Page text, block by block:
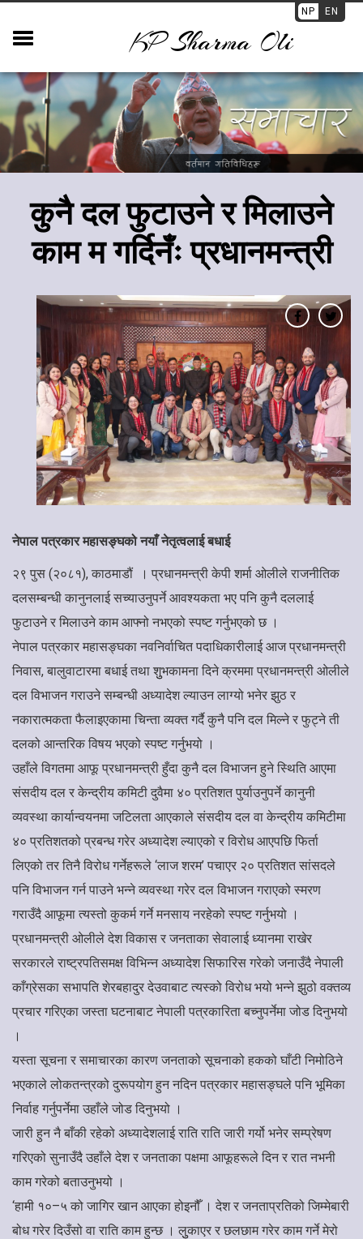
NP EN
KP Sharma Oli
कुनै दल फुटाउने र मिलाउने
काम म गर्दिनँः प्रधानमन्त्री
नेपाल पत्रकार महासङ्घको नयाँ नेतृत्वलाई बधाई
२९ पुस (२०८१), काठमाडौं । प्रधानमन्त्री केपी शर्मा ओलीले राजनीतिक
दलसम्बन्धी कानुनलाई सच्याउनुपर्ने आवश्यकता भए पनि कुनै दललाई
फुटाउने र मिलाउने काम आफ्नो नभएको स्पष्ट गर्नुभएको छ ।
नेपाल पत्रकार महासङ्घका नवनिर्वाचित पदाधिकारीलाई आज प्रधानमन्त्री
निवास, बालुवाटारमा बधाई तथा शुुभकामना दिने क्रममा प्रधानमन्त्री ओलीले
दल विभाजन गराउने सम्बन्धी अध्यादेश ल्याउन लाग्यो भनेर झुठ र
नकारात्मकता फैलाइएकामा चिन्ता व्यक्त गर्दै कुनै पनि दल मिल्ने र फुट्ने ती
दलको आन्तरिक विषय भएको स्पष्ट गर्नुभयो ।
उहाँले विगतमा आफू प्रधानमन्त्री हुँदा कुनै दल विभाजन हुने स्थिति आएमा
संसदीय दल र केन्द्रीय कमिटी दुवैमा ४० प्रतिशत पुर्याउनुपर्ने कानुनी
व्यवस्था कार्यान्वयनमा जटिलता आएकाले संसदीय दल वा केन्द्रीय कमिटीमा
४० प्रतिशतको प्रबन्ध गरेर अध्यादेश ल्याएको र विरोध आएपछि फिर्ता
लिएको तर तिनै विरोध गर्नेहरूले ‘लाज शरम’ पचाएर २० प्रतिशत सांसदले
पनि विभाजन गर्न पाउने भन्ने व्यवस्था गरेर दल विभाजन गराएको स्मरण
गराउँदै आफूमा त्यस्तो कुकर्म गर्ने मनसाय नरहेको स्पष्ट गर्नुभयो ।
प्रधानमन्त्री ओलीले देश विकास र जनताका सेवालाई ध्यानमा राखेर
सरकारले राष्ट्रपतिसमक्ष विभिन्न अध्यादेश सिफारिस गरेको जनाउँदै नेपाली
काँग्रेसका सभापति शेरबहादुर देउवाबाट त्यस्को विरोध भयो भन्ने झुठो वक्तव्य
प्रचार गरिएका जस्ता घटनाबाट नेपाली पत्रकारिता बच्नुपर्नेमा जोड दिनुभयो
।
यस्ता सूचना र समाचारका कारण जनताको सूचनाको हकको घाँटी निमोठिने
भएकाले लोकतन्त्रको दुरूपयोग हुन नदिन पत्रकार महासङ्घले पनि भूमिका
निर्वाह गर्नुपर्नेमा उहाँले जोड दिनुभयो ।
जारी हुन नै बाँकी रहेको अध्यादेशलाई राति राति जारी गर्यो भनेर सम्प्रेषण
गरिएको सुनाउँदै उहाँले देश र जनताका पक्षमा आफूहरूले दिन र रात नभनी
काम गरेको बताउनुभयो ।
‘हामी १०–५ को जागिर खान आएका होइनौँ । देश र जनताप्रतिको जिम्मेबारी
बोध गरेर दिउँसो वा राति काम हुन्छ । लुुकाएर र छलछाम गरेर काम गर्ने मेरो